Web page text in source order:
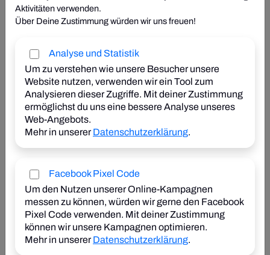
Für dieEinkommen- und Körperschaftsteuer
Vorauszahlungendes laufenden Jahres 2025 kann
Herabsetzung beantragt werden. Dies sollte
insbesondere geprüft werden, falls der diesjährige
Gewinn voraussichtlich niedriger sein wird als der
des Vorjahrs.
Ab 1.10.2025 beginnt dieAnspruchsverzinsungfür
Einkommen- und
Körperschaftsteuernachzahlungen für das Vorjahr
zu laufen. Der Zinssatz für Anspruchszinsen beträgt
Anspruchsverzinsung kann mit einer Anzahlung in
Höhe der voraussichtlichen Nachzahlung bis
30.9.2025 vermieden werden.
Stand: 26. August 2025
Bild: Alena - stock.adobe.com
Aktivitäten verwenden.
Über Deine Zustimmung würden wir uns freuen!
Analyse und Statistik
Um zu verstehen wie unsere Besucher unsere
Website nutzen, verwenden wir ein Tool zum
Analysieren dieser Zugriffe. Mit deiner Zustimmung
ermöglichst du uns eine bessere Analyse unseres
Web-Angebots.
Mehr in unsererDatenschutzerklärung.
Facebook Pixel Code
Um den Nutzen unserer Online-Kampagnen
messen zu können, würden wir gerne den Facebook
Pixel Code verwenden. Mit deiner Zustimmung
können wir unsere Kampagnen optimieren.
Mehr in unsererDatenschutzerklärung.